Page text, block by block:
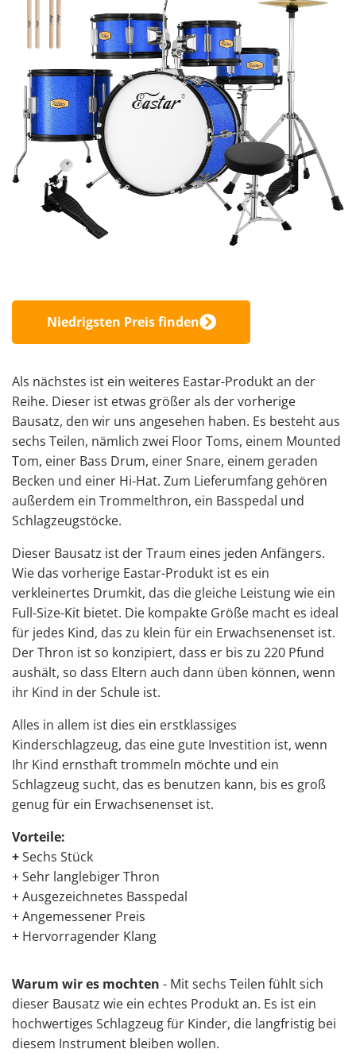
Niedrigsten Preis finden
Als nächstes ist ein weiteres Eastar-Produkt an der
Reihe. Dieser ist etwas größer als der vorherige
Bausatz, den wir uns angesehen haben. Es besteht aus
sechs Teilen, nämlich zwei Floor Toms, einem Mounted
Tom, einer Bass Drum, einer Snare, einem geraden
Becken und einer Hi-Hat. Zum Lieferumfang gehören
außerdem ein Trommelthron, ein Basspedal und
Schlagzeugstöcke.
Dieser Bausatz ist der Traum eines jeden Anfängers.
Wie das vorherige Eastar-Produkt ist es ein
verkleinertes Drumkit, das die gleiche Leistung wie ein
Full-Size-Kit bietet. Die kompakte Größe macht es ideal
für jedes Kind, das zu klein für ein Erwachsenenset ist.
Der Thron ist so konzipiert, dass er bis zu 220 Pfund
aushält, so dass Eltern auch dann üben können, wenn
ihr Kind in der Schule ist.
Alles in allem ist dies ein erstklassiges
Kinderschlagzeug, das eine gute Investition ist, wenn
Ihr Kind ernsthaft trommeln möchte und ein
Schlagzeug sucht, das es benutzen kann, bis es groß
genug für ein Erwachsenenset ist.
Vorteile:
+Sechs Stück
+ Sehr langlebiger Thron
+ Ausgezeichnetes Basspedal
+ Angemessener Preis
+ Hervorragender Klang
Warum wir es mochten - Mit sechs Teilen fühlt sich
dieser Bausatz wie ein echtes Produkt an. Es ist ein
hochwertiges Schlagzeug für Kinder, die langfristig bei
diesem Instrument bleiben wollen.